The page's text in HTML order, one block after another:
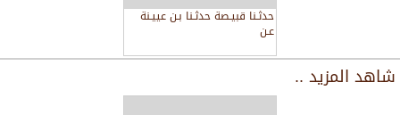
ﺣﺪﺛـﻨﺎ ﻗﺒﻴـﺼﺔ ﺣﺪﺛـﻨﺎ ﺑـﻦ ﻋﻴﻴـﻨﺔ
ﻋـﻦ
شاهد المزيد ..